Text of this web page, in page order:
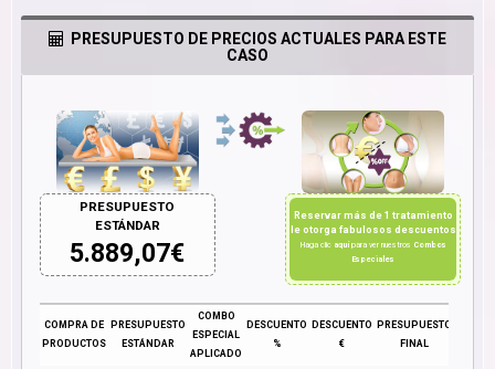
PRESUPUESTO DE PRECIOS ACTUALES PARA ESTE
CASO
PRESUPUESTO
ESTÁNDAR
5.889,07€
Reservar más de 1 tratamiento
le otorga fabulosos descuentos
Haga clic aquípara ver nuestros Combos
Especiales
COMPRA DE
PRODUCTOS
PRESUPUESTO
ESTÁNDAR
COMBO
ESPECIAL
APLICADO
DESCUENTO
%
DESCUENTO
€
PRESUPUESTO
FINAL